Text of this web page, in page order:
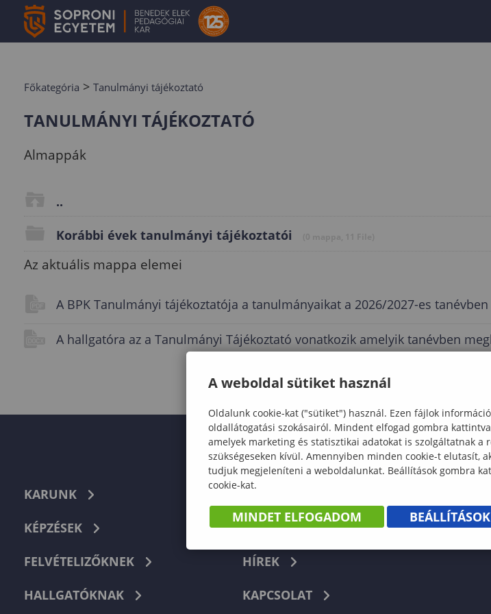
Főkategória > Tanulmányi tájékoztató
TANULMÁNYI TÁJÉKOZTATÓ
Almappák
..
Korábbi évek tanulmányi tájékoztatói
Az aktuális mappa elemei
A BPK Tanulmányi tájékoztatója a tanulmányaikat a 2026/2027-es
A hallgatóra az a Tanulmányi Tájékoztató vonatkozik amelyik tanévben
KARUNK
KÉPZÉSEK
FELVÉTELIZŐKNEK
HALLGATÓKNAK
TELEFONKÖNYV
DOKUMENTUMOK
HÍREK
KAPCSOLAT
A weboldal sütiket használ
Oldalunk cookie-kat ("sütiket") használ. Ezen fájlok
oldallátogatási szokásairól. Mindent elfogad gombra
amelyek marketing és statisztikai adatokat is szolgáltatnak
szükségeseken kívül. Amennyiben minden cookie-t elutasít,
tudjuk megjeleníteni a weboldalunkat. Beállítások gombra
cookie-kat.
MINDET ELFOGADOM BEÁLLÍTÁSOK